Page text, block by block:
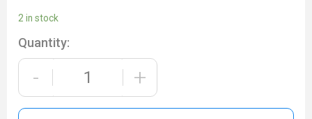
2 in stock
Quantity:
- +